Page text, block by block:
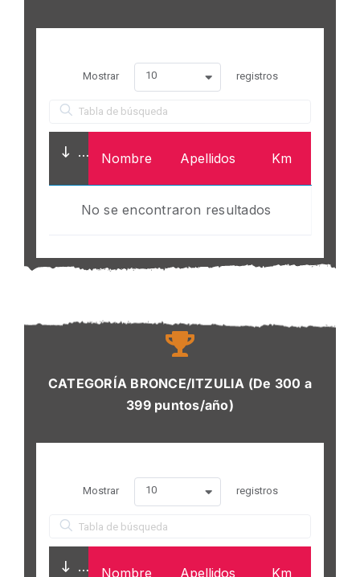
Mostrar 10 registros
Nombre Apellidos Km
No se encontraron resultados
CATEGORÍA BRONCE/ITZULIA (De 300 a
399 puntos/año)
Mostrar 10 registros
Nombre Apellidos Km